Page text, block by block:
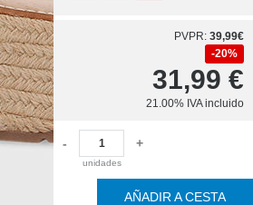
PVPR: 39,99€
20%
31,99 €
21.00% IVA incluido
-
unidades
+
AÑADIR A CESTA